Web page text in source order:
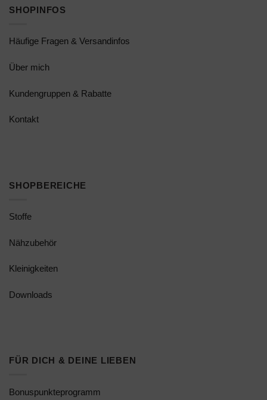
SHOPINFOS
Häufige Fragen & Versandinfos
Über mich
Kundengruppen & Rabatte
Kontakt
SHOPBEREICHE
Stoffe
Nähzubehör
Kleinigkeiten
Downloads
FÜR DICH & DEINE LIEBEN
Bonuspunkteprogramm